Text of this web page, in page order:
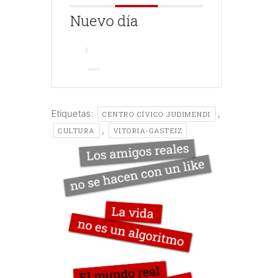
Nuevo día
Etiquetas: CENTRO CÍVICO JUDIMENDI ,
CULTURA , VITORIA-GASTEIZ